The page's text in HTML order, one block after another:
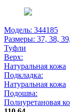
Модель: 344185
Размеры: 37, 38,
Туфли
Верх:
Натуральная кожа
Подкладка:
Натуральная кожа
Подошва:
Полиуретановая